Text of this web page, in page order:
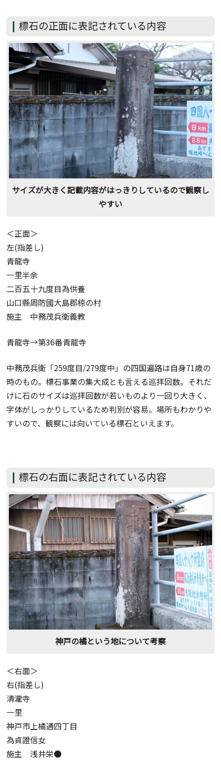
標石の正面に表記されている内容
サイズが大きく記載内容がはっきりしているので観察し
やすい
＜正面＞
左(指差し)
青龍寺
一里半余
二百五十九度目為供養
山口縣周防國大島郡椋の村
施主 中務茂兵衛義教
青龍寺→第36番青龍寺
中務茂兵衛「259度目/279度中」の四国遍路は自身71歳の
時のもの。標石事業の集大成とも言える巡拝回数。それだ
けに石のサイズは巡拝回数が若いものより一回り大きく、
字体がしっかりしているため判別が容易。場所もわかりや
すいので、観察には向いている標石といえます。
標石の右面に表記されている内容
神戸の橘という地について考察
＜右面＞
右(指差し)
清瀧寺
一里
神戸市上橘通四丁目
為貞證信女
施主 浅井栄●